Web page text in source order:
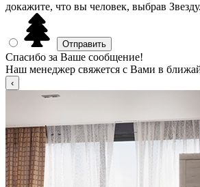
докажите, что вы человек, выбрав Звезду.
Спасибо за Ваше сообщение!
Наш менеджер свяжется с Вами в